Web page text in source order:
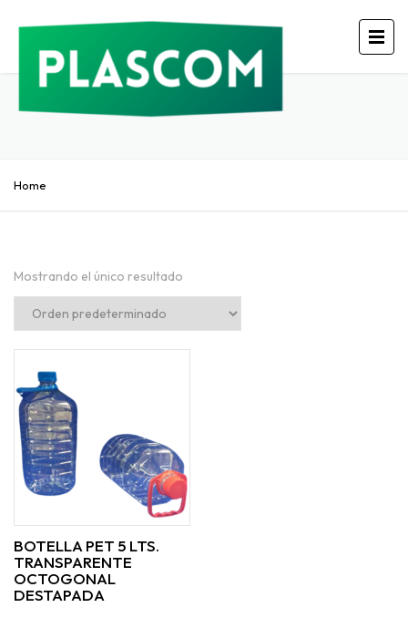
Home
Mostrando el único resultado
BOTELLA PET 5 LTS.
TRANSPARENTE
OCTOGONAL
DESTAPADA